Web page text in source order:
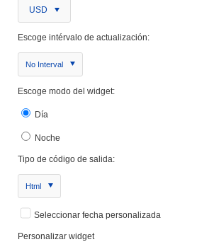
USD
Escoge intérvalo de actualización:
No Interval
Escoge modo del widget:
Día
Noche
Tipo de código de salida:
Html
Seleccionar fecha personalizada
Personalizar widget